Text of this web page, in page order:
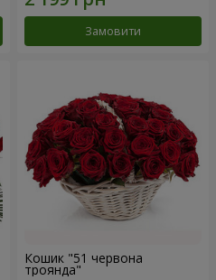
Замовити
Кошик "51 червона
троянда"